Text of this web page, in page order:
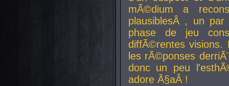
mÃ©dium a
plausiblesÂ , un par
phase de jeu
diffÃ©rentes visions.
les rÃ©ponses
donc un peu
adore Ã§aÂ !